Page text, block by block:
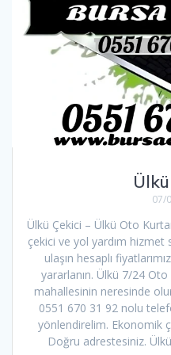
07/
Ülkü Çekici – Ülkü Oto
çekici ve yol yardım hizmet
ulaşın hesaplı
yararlanın. Ülkü 7/24
mahallesinin neresinde
0551 670 31 92 nolu
yönlendirelim. Ekonomik
Doğru adrestesiniz.